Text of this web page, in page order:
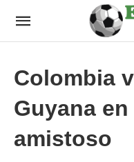
Colombia
Guyana
amistoso